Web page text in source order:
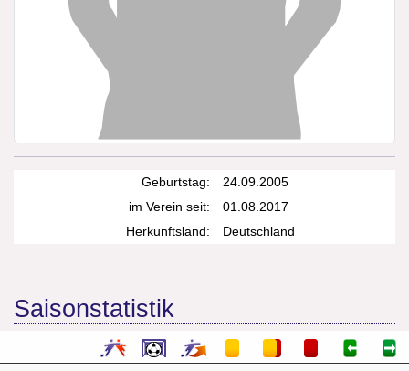
Geburtstag:
24.09.2005
im Verein seit:
01.08.2017
Herkunftsland:
Deutschland
Saisonstatistik